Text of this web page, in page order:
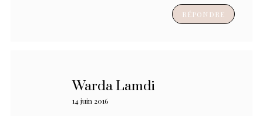
RÉPONDRE
Warda Lamdi
14 juin 2016